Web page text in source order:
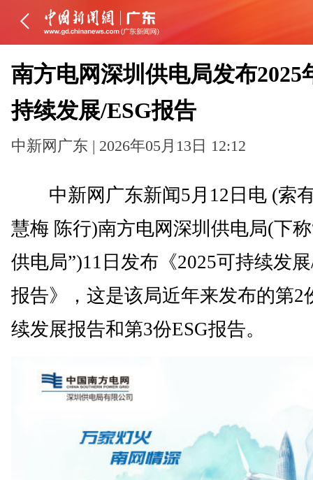
南方电网深圳供电局发布2025
持续发展/ESG报告
中新网广东 | 2026年05月13日 12:12
中新网广东新闻5月12日电 (索
慧梅 陈行)南方电网深圳供电局(下
供电局”)11日发布《2025可持续发
报告》，这是该局近年来发布的第2
续发展报告和第3份ESG报告。